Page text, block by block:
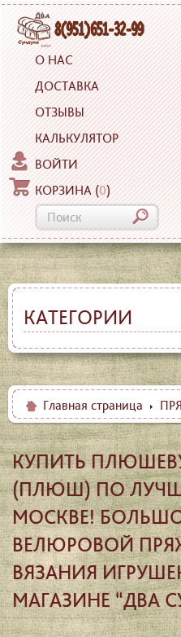
О НАС
ДОСТАВКА
ОТЗЫВЫ
КАЛЬКУЛЯТОР
ВОЙТИ
КОРЗИНА (0)
КАТЕГОРИИ
Главная страница
КУПИТЬ
(ПЛЮШ) ПО
МОСКВЕ!
ВЕЛЮРОВОЙ
ВЯЗАНИЯ
МАГАЗИНЕ “ДВА